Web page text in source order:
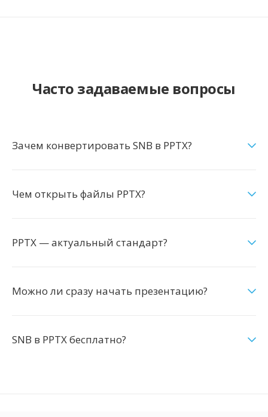
Часто задаваемые вопросы
Зачем конвертировать SNB в PPTX?
Чем открыть файлы PPTX?
PPTX — актуальный стандарт?
Можно ли сразу начать презентацию?
SNB в PPTX бесплатно?